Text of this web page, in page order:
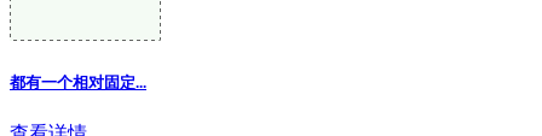
都有一个相对固定...